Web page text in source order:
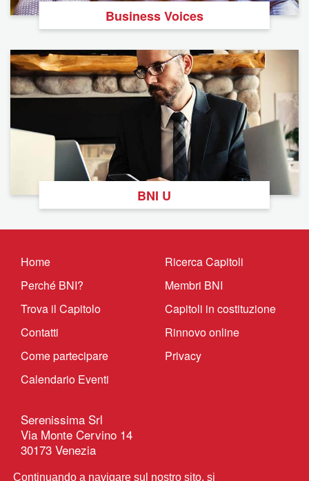
Continuando a navigare sul nostro sito, si
Business Voices
BNI U
Home
Perché BNI?
Trova il Capitolo
Contatti
Come partecipare
Calendario Eventi
Ricerca Capitoli
Membri BNI
Capitoli in costituzione
Rinnovo online
Privacy
Serenissima Srl
Via Monte Cervino 14
30173 Venezia